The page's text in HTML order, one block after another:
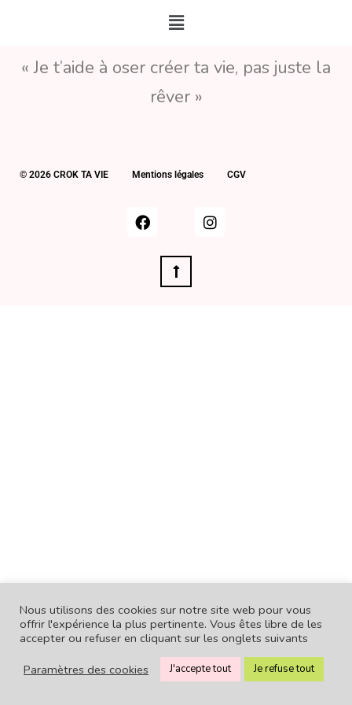
« Je t’aide à oser créer ta vie, pas juste la
rêver »
© 2026 CROK TA VIE Mentions légales CGV
Nous utilisons des cookies sur notre site web pour vous
offrir l'expérience la plus pertinente. Vous êtes libre de les
accepter ou refuser en cliquant sur les onglets suivants
Paramètres des cookies
J'accepte tout Je refuse tout